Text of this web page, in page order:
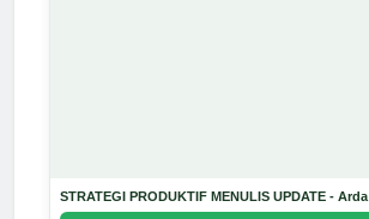
STRATEGI PRODUKTIF MENULIS UPDATE -